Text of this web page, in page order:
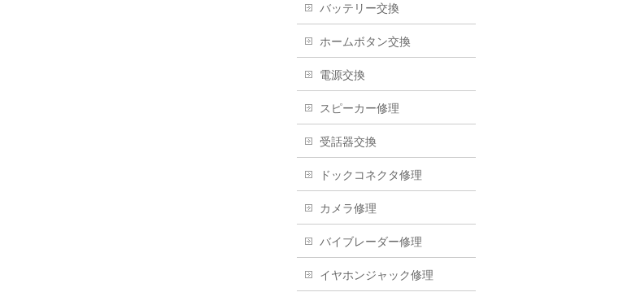
バッテリー交換
ホームボタン交換
電源交換
スピーカー修理
受話器交換
ドックコネクタ修理
カメラ修理
バイブレーダー修理
イヤホンジャック修理